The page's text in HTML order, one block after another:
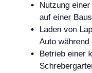
Nutzung
auf einer
Laden von
Auto während
Betrieb einer